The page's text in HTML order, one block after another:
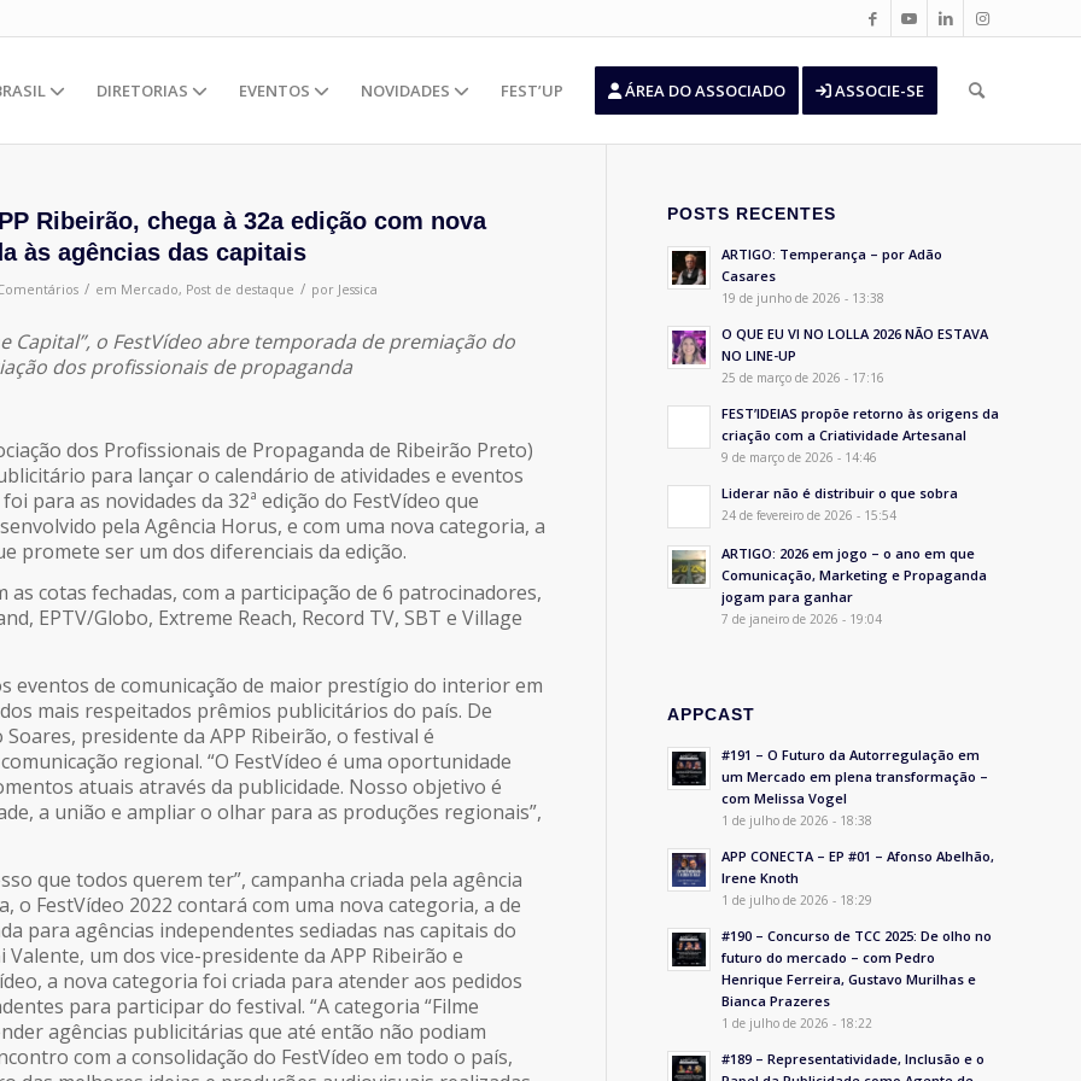
DIRETORIAS EVENTOS NOVIDADES FEST’UP ÁREA DO ASSOCIADO ASSOCIE-SE
Ribeirão, chega à 32a edição com nova
às agências das capitais
/ em Mercado, Post de destaque / por Jessica
Capital”, o FestVídeo abre temporada de premiação do
dos profissionais de propaganda
dos Profissionais de Propaganda de Ribeirão Preto)
para lançar o calendário de atividades e eventos
para as novidades da 32ª edição do FestVídeo que
pela Agência Horus, e com uma nova categoria, a
promete ser um dos diferenciais da edição.
as cotas fechadas, com a participação de 6 patrocinadores,
EPTV/Globo, Extreme Reach, Record TV, SBT e Village
eventos de comunicação de maior prestígio do interior em
mais respeitados prêmios publicitários do país. De
presidente da APP Ribeirão, o festival é
regional. “O FestVídeo é uma oportunidade
atuais através da publicidade. Nosso objetivo é
a união e ampliar o olhar para as produções regionais”,
que todos querem ter”, campanha criada pela agência
o FestVídeo 2022 contará com uma nova categoria, a de
para agências independentes sediadas nas capitais do
um dos vice-presidente da APP Ribeirão e
a nova categoria foi criada para atender aos pedidos
para participar do festival. “A categoria “Filme
agências publicitárias que até então não podiam
com a consolidação do FestVídeo em todo o país,
POSTS RECENTES
ARTIGO: Temperança – por Adão
Casares
19 de junho de 2026 - 13:38
O QUE EU VI NO LOLLA 2026 NÃO ESTAVA
NO LINE-UP
25 de março de 2026 - 17:16
FEST’IDEIAS propõe retorno às origens da
criação com a Criatividade Artesanal
9 de março de 2026 - 14:46
Liderar não é distribuir o que sobra
24 de fevereiro de 2026 - 15:54
ARTIGO: 2026 em jogo – o ano em que
Comunicação, Marketing e Propaganda
jogam para ganhar
7 de janeiro de 2026 - 19:04
APPCAST
#191 – O Futuro da Autorregulação em
um Mercado em plena transformação –
com Melissa Vogel
1 de julho de 2026 - 18:38
APP CONECTA – EP #01 – Afonso Abelhão,
Irene Knoth
1 de julho de 2026 - 18:29
#190 – Concurso de TCC 2025: De olho no
futuro do mercado – com Pedro
Henrique Ferreira, Gustavo Murilhas e
Bianca Prazeres
1 de julho de 2026 - 18:22
#189 – Representatividade, Inclusão e o